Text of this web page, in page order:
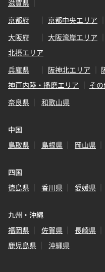
滋賀県
京都府
京都中央エリア
大阪府
大阪湾岸エリア
北摂エリア
兵庫県
阪神北エリア
神戸内陸・播磨エリア
そ
奈良県
和歌山県
中国
鳥取県
島根県 岡山県
四国
徳島県
香川県 愛媛県
九州・沖縄
福岡県
佐賀県 長崎県
鹿児島県
沖縄県